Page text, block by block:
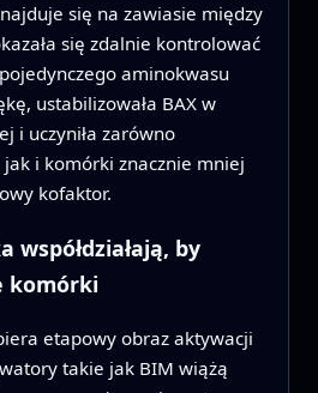
się na zawiasie między
się zdalnie kontrolować
aminokwasu
ustabilizowała BAX w
i uczyniła zarówno
jak i komórki znacznie mniej
kofaktor.
współdziałają, by
komórki
etapowy obraz aktywacji
takie jak BIM wiążą